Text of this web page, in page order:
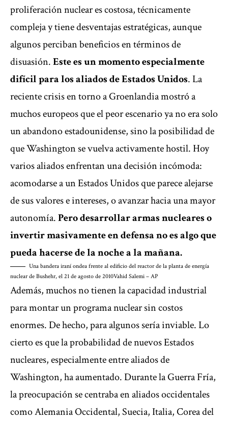
proliferación nuclear es costosa, técnicamente
compleja y tiene desventajas estratégicas, aunque
algunos perciban beneficios en términos de
disuasión.Este es un momento especialmente
difícil para los aliados de Estados Unidos. La
reciente crisis en torno a Groenlandia mostró a
muchos europeos que el peor escenario ya no era solo
un abandono estadounidense, sino la posibilidad de
que Washington se vuelva activamente hostil. Hoy
varios aliados enfrentan una decisión incómoda:
acomodarse a un Estados Unidos que parece alejarse
de sus valores e intereses, o avanzar hacia una mayor
autonomía.Pero desarrollar armas nucleares o
invertir masivamente en defensa no es algo que
pueda hacerse de la noche a la mañana.
Una bandera iraní ondea frente al edificio del reactor de la planta de energía
nuclear de Bushehr, el 21 de agosto de 2010Vahid Salemi – AP
Además, muchos no tienen la capacidad industrial
para montar un programa nuclear sin costos
enormes. De hecho, para algunos sería inviable. Lo
cierto es que la probabilidad de nuevos Estados
nucleares, especialmente entre aliados de
Washington, ha aumentado. Durante la Guerra Fría,
la preocupación se centraba en aliados occidentales
como Alemania Occidental, Suecia, Italia, Corea del